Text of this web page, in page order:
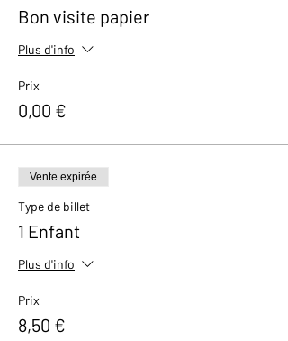
Bon visite papier
Plus d'info
Prix
0,00 €
Vente expirée
Type de billet
1 Enfant
Plus d'info
Prix
8,50 €